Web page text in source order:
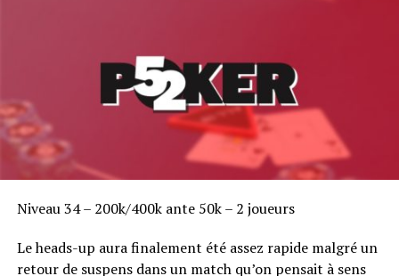
Niveau 34 – 200k/400k ante 50k – 2 joueurs
Le heads-up aura finalement été assez rapide malgré un
retour de suspens dans un match qu’on pensait à sens